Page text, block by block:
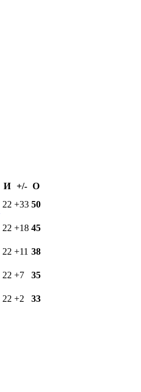
И +/- О
22 +33 50
22 +18 45
22 +11 38
22 +7 35
22 +2
33